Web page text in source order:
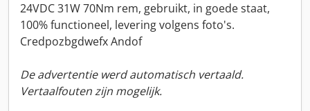
24VDC 31W 70Nm rem, gebruikt, in goede staat,
100% functioneel, levering volgens foto's.
Credpozbgdwefx Andof
De advertentie werd automatisch vertaald.
Vertaalfouten zijn mogelijk.